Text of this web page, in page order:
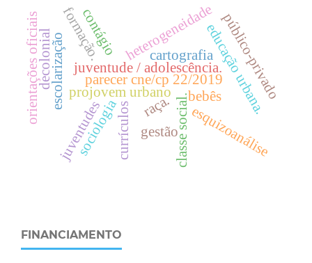
currículos
projovem urbano
juventude / adolescência.e
d
u
c
a
ç
ã
o
u
r
b
a
n
a
.
c
l
a
s
s
e
s
o
c
i
a
l
.
raça.
gestão
juventudes
escolarização
heterogeneidadepúblico-privado
esquizoanálise
formação.
decolonial
parecer cne/cp 22/2019
bebês
contágio cartografia
orientações oficiais
sociologia
FINANCIAMENTO